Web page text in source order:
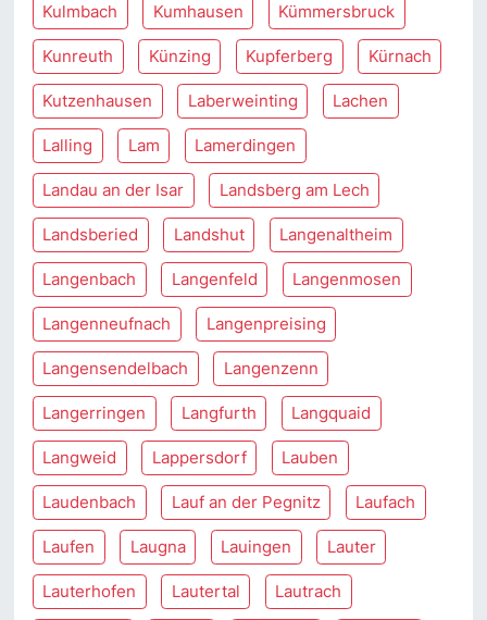
Kulmbach Kumhausen Kümmersbruck
Kunreuth Künzing Kupferberg Kürnach
Kutzenhausen Laberweinting Lachen
Lalling Lam Lamerdingen
Landau an der Isar Landsberg am Lech
Landsberied Landshut Langenaltheim
Langenbach Langenfeld Langenmosen
Langenneufnach Langenpreising
Langensendelbach Langenzenn
Langerringen Langfurth Langquaid
Langweid Lappersdorf Lauben
Laudenbach Lauf an der Pegnitz Laufach
Laufen Laugna Lauingen Lauter
Lauterhofen Lautertal Lautrach